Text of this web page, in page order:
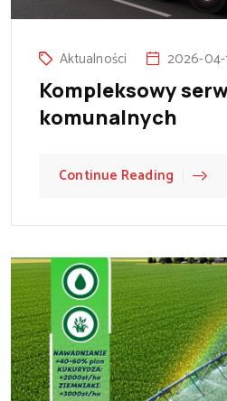
Aktualności 2026-04-
Kompleksowy
komunalnych
Continue Reading